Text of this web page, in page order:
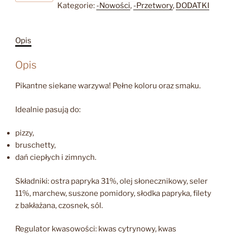
MURACA
Kategorie: -Nowości, -Przetwory, DODATKI
Opis
Opis
Pikantne siekane warzywa! Pełne koloru oraz smaku.
Idealnie pasują do:
pizzy,
bruschetty,
dań ciepłych i zimnych.
Składniki: ostra papryka 31%, olej słonecznikowy, seler
11%, marchew, suszone pomidory, słodka papryka, filety
z bakłażana, czosnek, sól.
Regulator kwasowości: kwas cytrynowy, kwas